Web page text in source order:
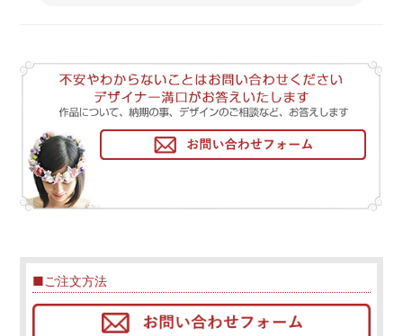
■ご注文方法